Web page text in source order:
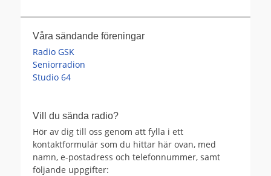
Våra sändande föreningar
Radio GSK
Seniorradion
Studio 64
Vill du sända radio?
Hör av dig till oss genom att fylla i ett
kontaktformulär som du hittar här ovan, med
namn, e-postadress och telefonnummer, samt
följande uppgifter: